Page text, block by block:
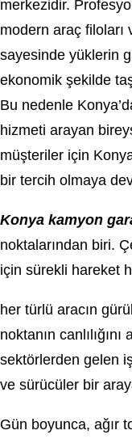
merkezidir.
modern araç filoları
sayesinde yüklerin
ekonomik şekilde
Bu nedenle
hizmeti arayan
müşteriler için
bir tercih olmaya
Konya kamyon
noktalarından biri.
için sürekli hareket
her türlü aracın
noktanın canlılığını
sektörlerden gelen
ve sürücüler bir
Gün boyunca, ağır